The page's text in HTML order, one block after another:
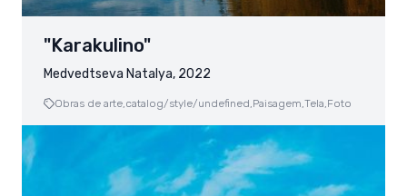
"Karakulino"
Medvedtseva Natalya, 2022
Obras de arte,catalog/style/undefined,Paisagem,Tela,Foto